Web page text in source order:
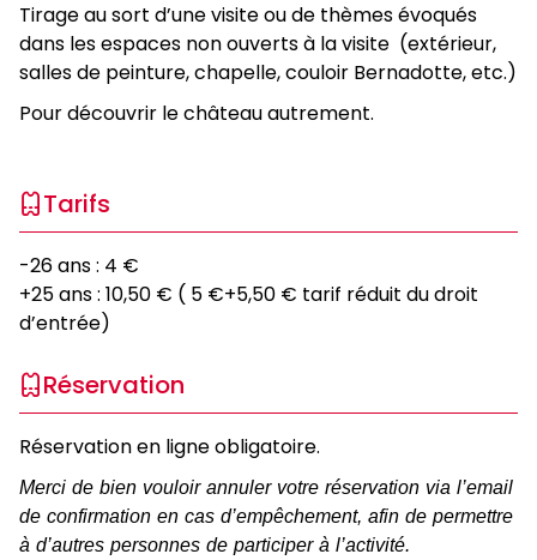
Tirage au sort d’une visite ou de thèmes évoqués
dans les espaces non ouverts à la visite (extérieur,
salles de peinture, chapelle, couloir Bernadotte, etc.)
Pour découvrir le château autrement.
Tarifs
-26 ans : 4 €
+25 ans : 10,50 € ( 5 €+5,50 € tarif réduit du droit
d’entrée)
Réservation
Réservation en ligne obligatoire.
Merci de bien vouloir annuler votre réservation via l’email
de confirmation en cas d’empêchement, afin de permettre
à d’autres personnes de participer à l’activité.